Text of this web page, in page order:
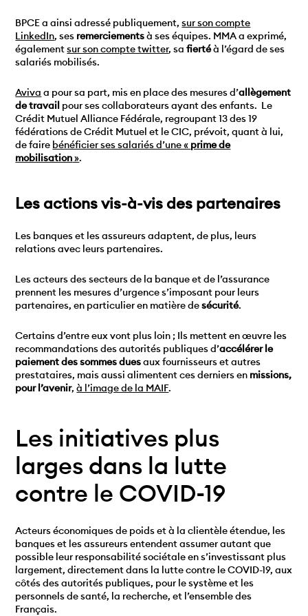
BPCE a ainsi adressé publiquement,sur son compte
LinkedIn, ses remerciementsà ses équipes. MMA a exprimé,
égalementsur son compte twitter, safiertéà l’égard de ses
salariés mobilisés.
Aviva a pour sa part, mis en place des mesures d’allègement
de travail pour ses collaborateurs ayant des enfants. Le
Crédit Mutuel Alliance Fédérale, regroupant 13 des 19
fédérations de Crédit Mutuel et le CIC, prévoit, quant à lui,
de faire bénéficier ses salariés d’une « prime de
mobilisation».
Les actions vis-à-vis des partenaires
Les banques et les assureurs adaptent, de plus, leurs
relations avec leurs partenaires.
Les acteurs des secteurs de la banque et de l’assurance
prennent les mesures d’urgence s’imposant pour leurs
partenaires, en particulier en matière desécurité.
Certains d’entre eux vont plus loin ; Ils mettent en œuvre les
recommandations des autorités publiques d’accélérer le
paiement des sommes duesaux fournisseurs et autres
prestataires, mais aussi alimentent ces derniers en missions,
pour l’avenir,à l’image de la MAIF.
Les initiatives plus
larges dans la lutte
contre le COVID-19
Acteurs économiques de poids et à la clientèle étendue, les
banques et les assureurs entendent assumer autant que
possible leur responsabilité sociétale en s’investissant plus
largement, directement dans la lutte contre le COVID-19, aux
côtés des autorités publiques, pour le système et les
personnels de santé, la recherche, et l’ensemble des
Français.